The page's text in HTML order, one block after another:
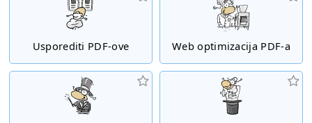
Usporediti PDF-ove Web optimizacija PDF-a